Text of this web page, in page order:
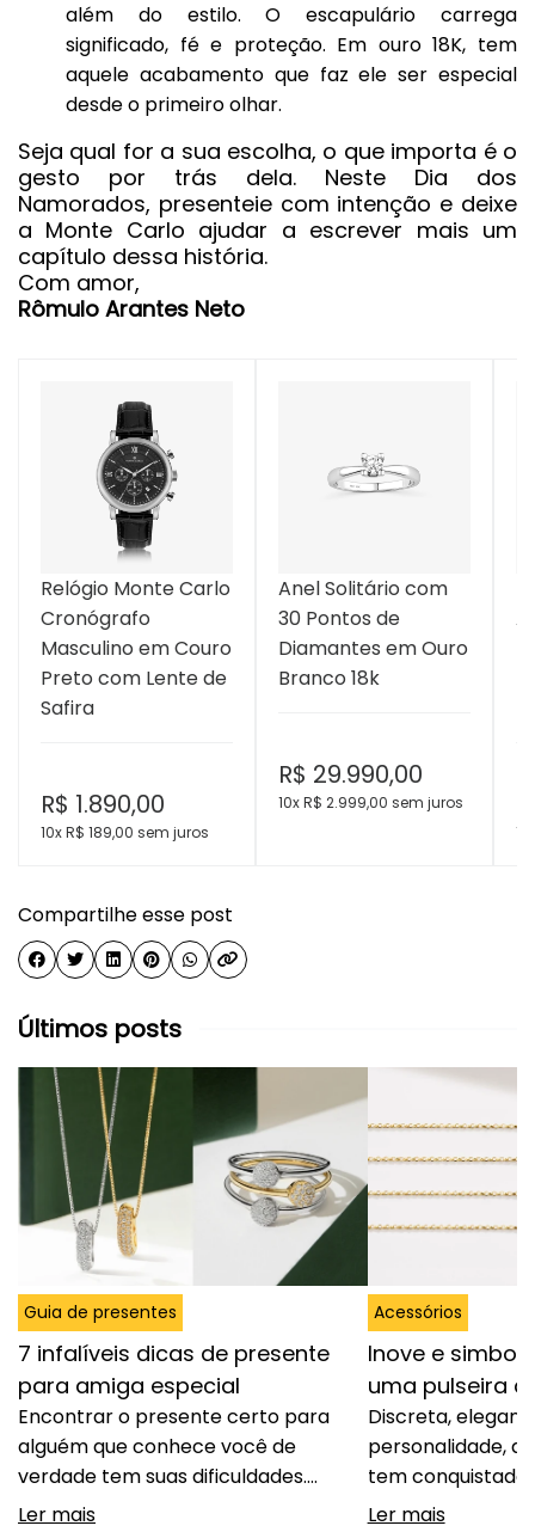
além do estilo. O escapulário carrega
significado, fé e proteção. Em ouro 18K, tem
aquele acabamento que faz ele ser especial
desde o primeiro olhar.
Seja qual for a sua escolha, o que importa é o
gesto por trás dela. Neste Dia dos
Namorados, presenteie com intenção e deixe
a Monte Carlo ajudar a escrever mais um
capítulo dessa história.
Com amor,
Rômulo Arantes Neto
Relógio Monte Carlo
Cronógrafo
Masculino em Couro
Preto com Lente de
Safira
R$ 1.890,00
10x R$ 189,00 sem juros
Anel Solitário com
30 Pontos de
Diamantes em Ouro
Branco 18k
R$ 29.990,00
10x R$ 2.999,00 sem juros
Compartilhe esse post
Últimos posts
Guia de presentes
7 infalíveis dicas de presente
para amiga especial
Encontrar o presente certo para
alguém que conhece você de
verdade tem suas dificuldades.
Acertar no gosto, demonstrar
Ler mais
Acessórios
Inove e
uma pulseira
Discreta,
personalidade, a
tem conquistado
espaço entre
Ler mais